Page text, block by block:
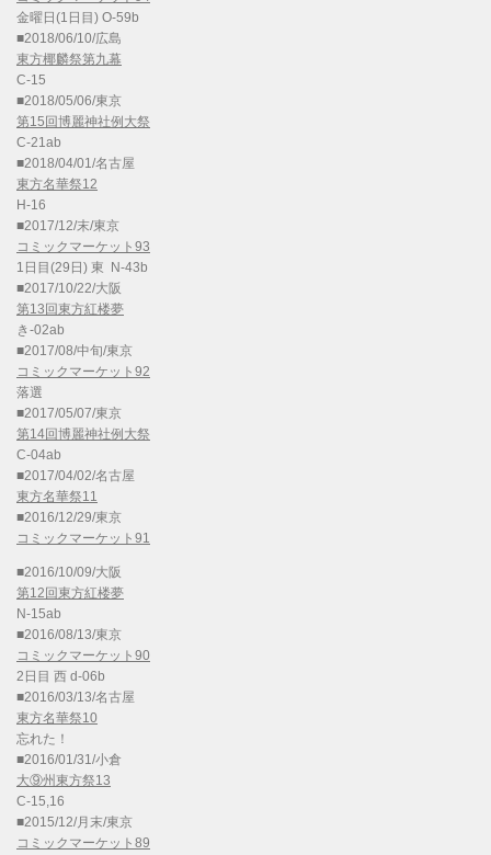
金曜日(1日目) O-59b
■2018/06/10/広島
東方椰麟祭第九幕
C-15
■2018/05/06/東京
第15回博麗神社例大祭
C-21ab
■2018/04/01/名古屋
東方名華祭12
H-16
■2017/12/末/東京
コミックマーケット93
1日目(29日) 東 N-43b
■2017/10/22/大阪
第13回東方紅楼夢
き-02ab
■2017/08/中旬/東京
コミックマーケット92
落選
■2017/05/07/東京
第14回博麗神社例大祭
C-04ab
■2017/04/02/名古屋
東方名華祭11
■2016/12/29/東京
コミックマーケット91
■2016/10/09/大阪
第12回東方紅楼夢
N-15ab
■2016/08/13/東京
コミックマーケット90
2日目 西 d-06b
■2016/03/13/名古屋
東方名華祭10
忘れた！
■2016/01/31/小倉
大⑨州東方祭13
C-15,16
■2015/12/月末/東京
コミックマーケット89